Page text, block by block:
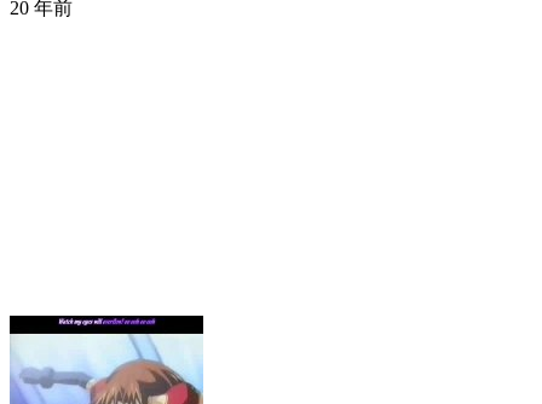
20 年前